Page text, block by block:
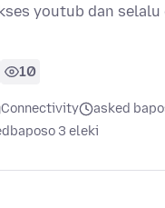
youtub dan selalu
10
Connectivity
asked
baposo 3 eleki